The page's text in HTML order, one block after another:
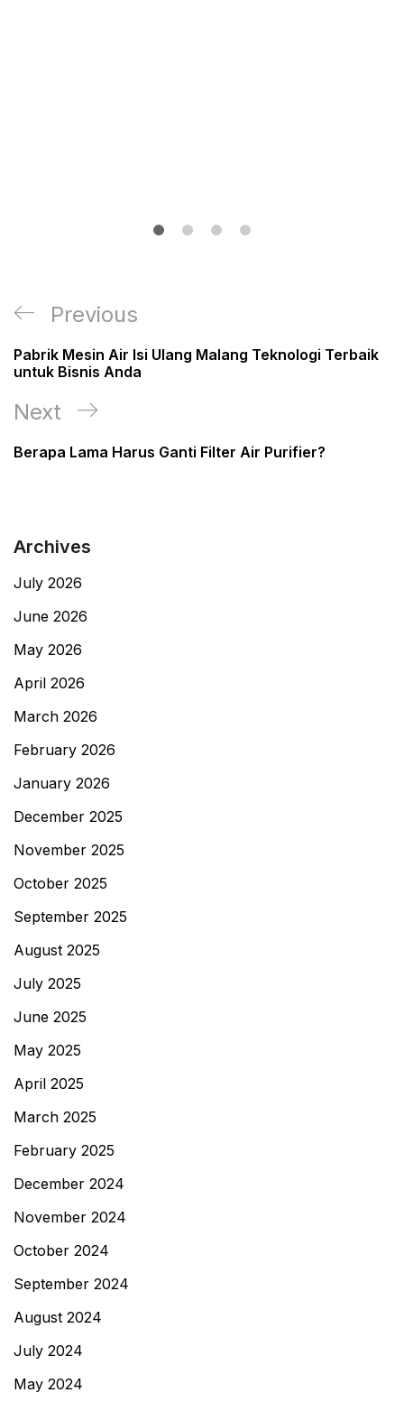
Post
Previous
Post
Previous
Pabrik Mesin Air Isi Ulang Malang Teknologi Terbaik
untuk Bisnis Anda
Next
Post
Next
Berapa Lama Harus Ganti Filter Air Purifier?
Archives
July 2026
June 2026
May 2026
April 2026
March 2026
February 2026
January 2026
December 2025
November 2025
October 2025
September 2025
August 2025
July 2025
June 2025
May 2025
April 2025
March 2025
February 2025
December 2024
November 2024
October 2024
September 2024
August 2024
July 2024
May 2024